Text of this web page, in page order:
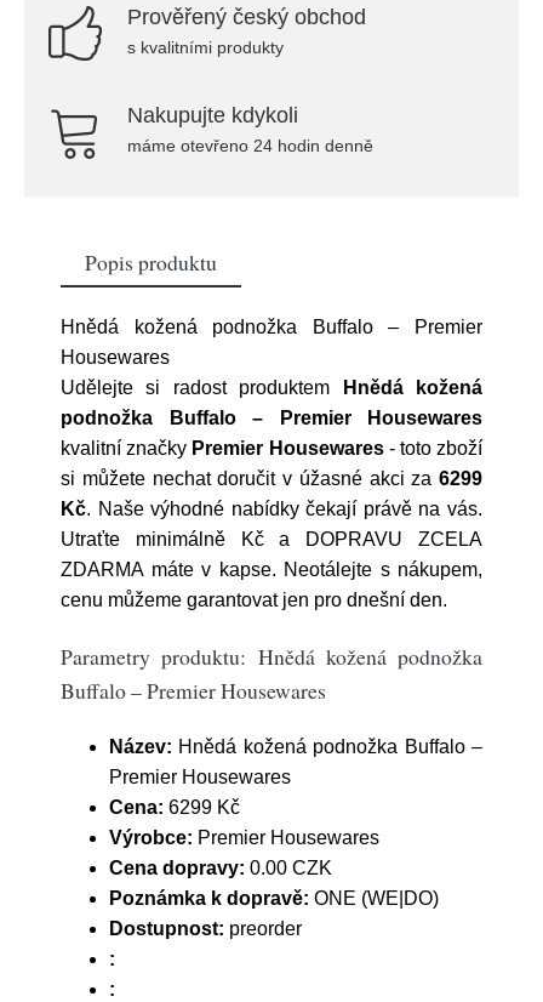
Prověřený český obchod
s kvalitními produkty
Nakupujte kdykoli
máme otevřeno 24 hodin denně
Popis produktu
Hnědá kožená podnožka Buffalo – Premier
Housewares
Udělejte si radost produktem
Hnědá kožená
podnožka Buffalo – Premier Housewares
kvalitní značky Premier Housewares- toto zboží
si můžete nechat doručit v úžasné akci za 6299
Kč. Naše výhodné nabídky čekají právě na vás.
Utraťte minimálně Kč a DOPRAVU ZCELA
ZDARMA máte v kapse. Neotálejte s nákupem,
cenu můžeme garantovat jen pro dnešní den.
Parametry produktu: Hnědá kožená podnožka
Buffalo – Premier Housewares
Název: Hnědá kožená podnožka Buffalo –
Premier Housewares
Cena: 6299 Kč
Výrobce: Premier Housewares
Cena dopravy: 0.00 CZK
Poznámka k dopravě: ONE (WE|DO)
Dostupnost: preorder
:
: